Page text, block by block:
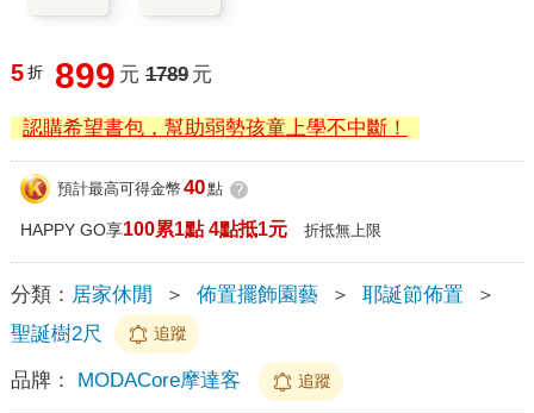
5 折 899 元 1789 元
認購希望書包，幫助弱勢孩童上學不中斷！
預計最高可得金幣 40點 ?
HAPPY GO享100累1點 4點抵1元 折抵無上限
分類： 居家休閒 ＞ 佈置擺飾園藝 ＞ 耶誕節佈置
＞
聖誕樹2尺
追蹤
品牌： MODACore摩達客 追蹤